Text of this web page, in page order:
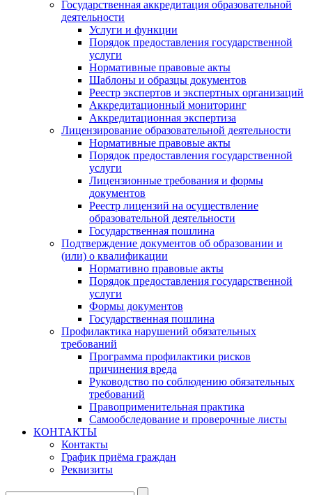
Государственная аккредитация образовательной
деятельности
Услуги и функции
Порядок предоставления государственной
услуги
Нормативные правовые акты
Шаблоны и образцы документов
Реестр экспертов и экспертных организаций
Аккредитационный мониторинг
Аккредитационная экспертиза
Лицензирование образовательной деятельности
Нормативные правовые акты
Порядок предоставления государственной
услуги
Лицензионные требования и формы
документов
Реестр лицензий на осуществление
образовательной деятельности
Государственная пошлина
Подтверждение документов об образовании и
(или) о квалификации
Нормативно правовые акты
Порядок предоставления государственной
услуги
Формы документов
Государственная пошлина
Профилактика нарушений обязательных
требований
Программа профилактики рисков
причинения вреда
Руководство по соблюдению обязательных
требований
Правоприменительная практика
Самообследование и проверочные листы
КОНТАКТЫ
Контакты
График приёма граждан
Реквизиты